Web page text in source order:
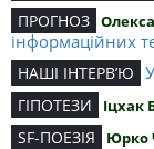
ПРОГНОЗ
інформаційних
НАШІ ІНТЕРВ’Ю
ГІПОТЕЗИ Іцхак
SF-ПОЕЗІЯ Юрко